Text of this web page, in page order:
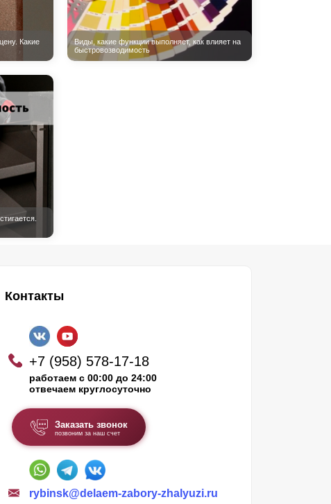
Контакты
+7 (958) 578-17-18
работаем с 00:00 до 24:00
отвечаем круглосуточно
Заказать звонок
позвоним за наш счет
rybinsk@delaem-zabory-zhalyuzi.ru